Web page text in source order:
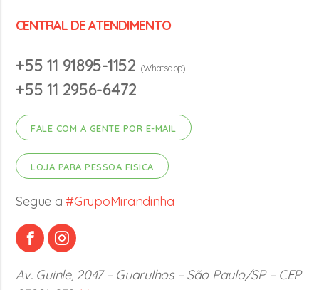
CENTRAL DE ATENDIMENTO
+55 11 91895-1152 (Whatsapp)
+55 11 2956-6472
FALE COM A GENTE POR E-MAIL
LOJA PARA PESSOA FISICA
Segue a#GrupoMirandinha
Av. Guinle, 2047 – Guarulhos – São Paulo/SP – CEP